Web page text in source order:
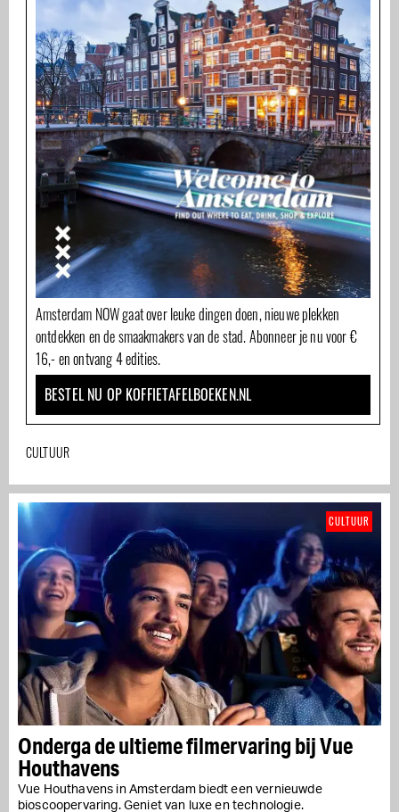
Amsterdam NOW gaat over leuke dingen doen, nieuwe plekken
ontdekken en de smaakmakers van de stad. Abonneer je nu voor €
16,- en ontvang 4 edities.
BESTEL NU OP KOFFIETAFELBOEKEN.NL
CULTUUR
Onderga de ultieme filmervaring bij Vue
Houthavens
Vue Houthavens in Amsterdam biedt een vernieuwde
bioscoopervaring. Geniet van luxe en technologie.
CULTUUR